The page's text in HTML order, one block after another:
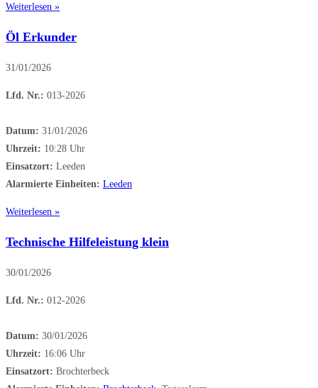
Weiterlesen »
Öl Erkunder
31/01/2026
Lfd. Nr.: 013-2026
Datum: 31/01/2026
Uhrzeit: 10:28 Uhr
Einsatzort: Leeden
Alarmierte Einheiten: Leeden
Weiterlesen »
Technische Hilfeleistung klein
30/01/2026
Lfd. Nr.: 012-2026
Datum: 30/01/2026
Uhrzeit: 16:06 Uhr
Einsatzort: Brochterbeck